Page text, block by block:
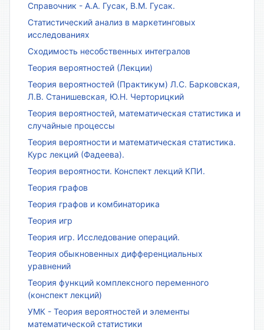
Справочник - А.А. Гусак, В.М. Гусак.
Статистический анализ в маркетинговых
исследованиях
Сходимость несобственных интегралов
Теория вероятностей (Лекции)
Теория вероятностей (Практикум) Л.С. Барковская,
Л.В. Станишевская, Ю.Н. Черторицкий
Теория вероятностей, математическая статистика и
случайные процессы
Теория вероятности и математическая статистика.
Курс лекций (Фадеева).
Теория вероятности. Конспект лекций КПИ.
Теория графов
Теория графов и комбинаторика
Теория игр
Теория игр. Исследование операций.
Теория обыкновенных дифференциальных
уравнений
Теория функций комплексного переменного
(конспект лекций)
УМК - Теория вероятностей и элементы
математической статистики